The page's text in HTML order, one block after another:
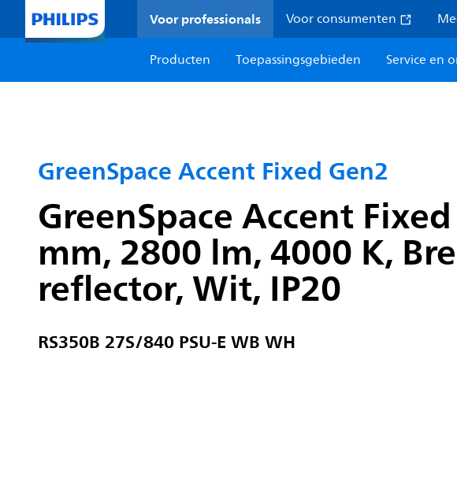
Voor professionals Voor consumenten
Producten
Toepassingsgebieden Service en
GreenSpace Accent Fixed Gen2
GreenSpace Accent
mm, 2800 lm, 4000 K,
reflector, Wit, IP20
RS350B 27S/840 PSU-E WB WH